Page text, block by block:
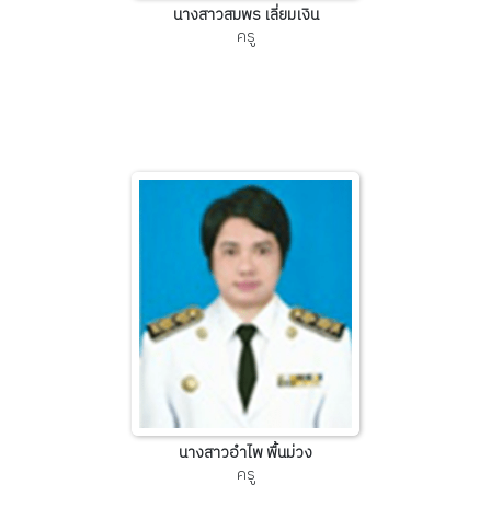
นางสาวสมพร เลี่ยมเงิน
ครู
นางสาวอำไพ พื้นม่วง
ครู